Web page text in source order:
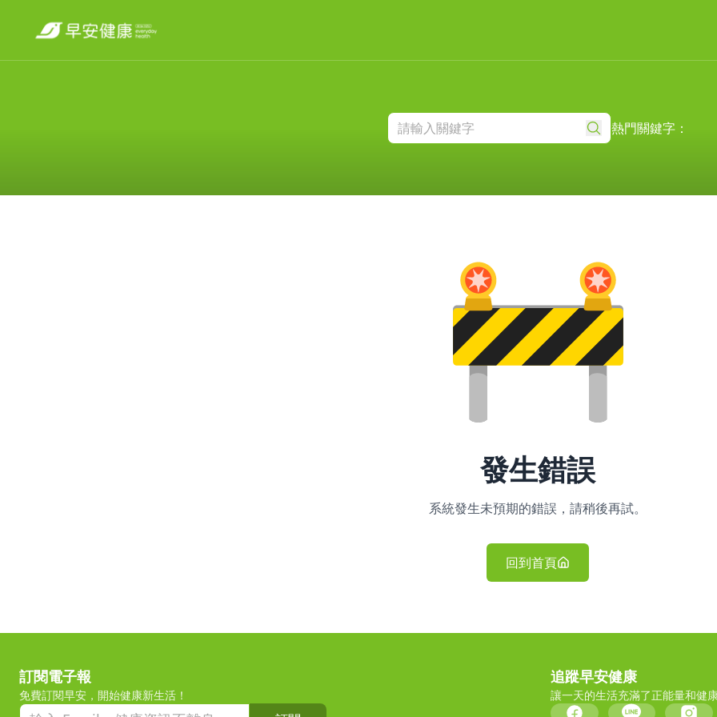
熱門關鍵字：
發生錯誤
系統發生未預期的錯誤，請稍後再試。
回到首頁
訂閱電子報
免費訂閱早安，開始健康新生活！
追蹤早安健康
讓一天的生活充滿了正能量和健